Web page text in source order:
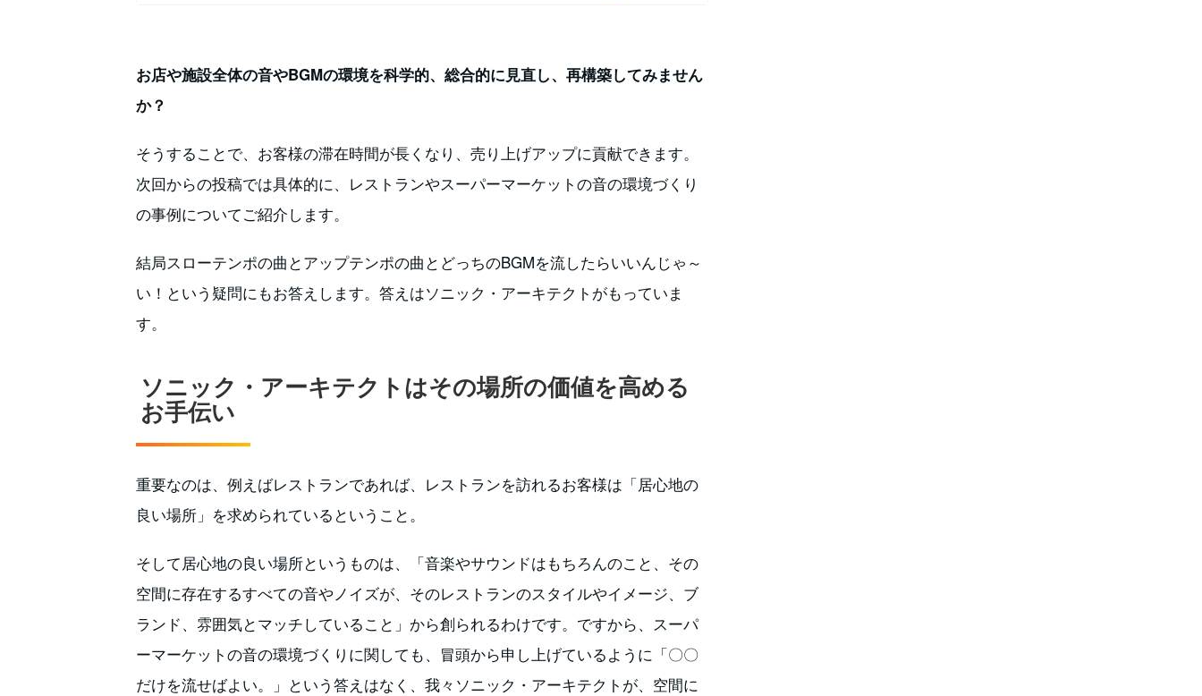
お店や施設全体の音やBGMの環境を科学的、総合的に見直し、再構築してみません
か？
そうすることで、お客様の滞在時間が長くなり、売り上げアップに貢献できます。
次回からの投稿では具体的に、レストランやスーパーマーケットの音の環境づくり
の事例についてご紹介します。
結局スローテンポの曲とアップテンポの曲とどっちのBGMを流したらいいんじゃ～
い！という疑問にもお答えします。答えはソニック・アーキテクトがもっていま
す。
ソニック・アーキテクトはその場所の価値を高める
お手伝い
重要なのは、例えばレストランであれば、レストランを訪れるお客様は「居心地の
良い場所」を求められているということ。
そして居心地の良い場所というものは、「音楽やサウンドはもちろんのこと、その
空間に存在するすべての音やノイズが、そのレストランのスタイルやイメージ、ブ
ランド、雰囲気とマッチしていること」から創られるわけです。ですから、スーパ
ーマーケットの音の環境づくりに関しても、冒頭から申し上げているように「〇〇
だけを流せばよい。」という答えはなく、我々ソニック・アーキテクトが、空間に